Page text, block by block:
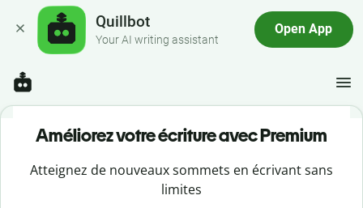
Quillbot
Your AI writing assistant
Open App
Améliorez votre écriture avec Premium
Atteignez de nouveaux sommets en écrivant sans
limites